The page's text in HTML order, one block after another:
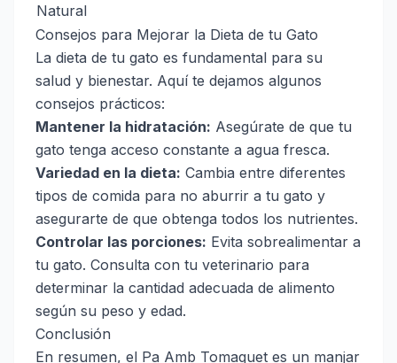
Natural
Consejos para Mejorar la Dieta de tu Gato
La dieta de tu gato es fundamental para su
salud y bienestar. Aquí te dejamos algunos
consejos prácticos:
Mantener la hidratación: Asegúrate de que tu
gato tenga acceso constante a agua fresca.
Variedad en la dieta: Cambia entre diferentes
tipos de comida para no aburrir a tu gato y
asegurarte de que obtenga todos los nutrientes.
Controlar las porciones: Evita sobrealimentar a
tu gato. Consulta con tu veterinario para
determinar la cantidad adecuada de alimento
según su peso y edad.
Conclusión
En resumen, el Pa Amb Tomaquet es un manjar